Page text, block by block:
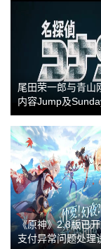
尾田荣一郎与青山
内容Jump及
刊公布
《原神》2.8版已
支付异常问题处理